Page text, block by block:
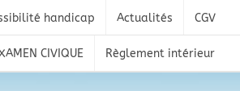
handicap Actualités CGV
CIVIQUE Règlement intérieur